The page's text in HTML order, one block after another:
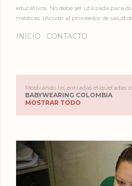
educativos. No debe ser utilizada para
médicas. (Acudir al proveedor de salud
INICIO CONTACTO
n
t
r
a
Mostrando las entradas etiquetadas
BABYWEARING COLOMBIA
MOSTRAR TODO